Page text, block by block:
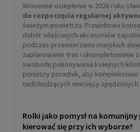
Wiosenne ocieplenie w 2026 roku
do rozpoczęcia regularnej
świeżym powietrzu. Prawidłowa
dobór właściwych akcesoriów
podczas przemierzania miejskich
zaplanowanie tras i skompletowanie
swobodę pokonywania kolejnych
poniższy poradnik, aby
nadchodzących miesięcy spędzonych
Rolki jako pomysł na
kierować się przy ich wyborze?